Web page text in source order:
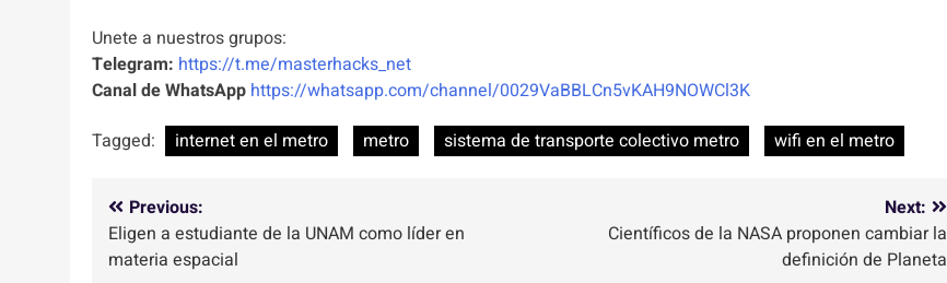
Unete a nuestros grupos:
Telegram: https://t.me/masterhacks_net
Canal de WhatsApp https://whatsapp.com/channel/0029VaBBLCn5vKAH9NOWCl3K
Tagged:
internet en el metro metro sistema de transporte colectivo metro wifi en el metro
Navegación
de
Previous:
Eligen a estudiante de la UNAM como líder en
materia espacial
Next:
Científicos de la NASA proponen cambiar la
definición de Planeta